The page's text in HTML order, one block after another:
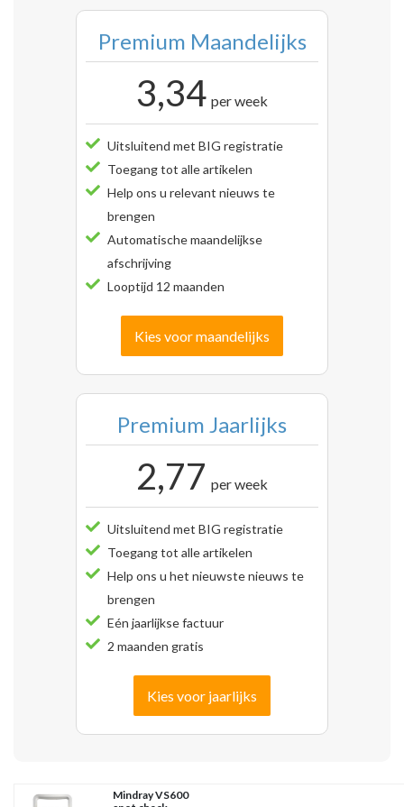
Premium Maandelijks
3,34 per week
Uitsluitend met BIG registratie
Toegang tot alle artikelen
Help ons u relevant nieuws te
brengen
Automatische maandelijkse
afschrijving
Looptijd 12 maanden
Kies voor maandelijks
Premium Jaarlijks
2,77 per week
Uitsluitend met BIG registratie
Toegang tot alle artikelen
Help ons u het nieuwste nieuws te
brengen
Eén jaarlijkse factuur
2 maanden gratis
Kies voor jaarlijks
Mindray VS600